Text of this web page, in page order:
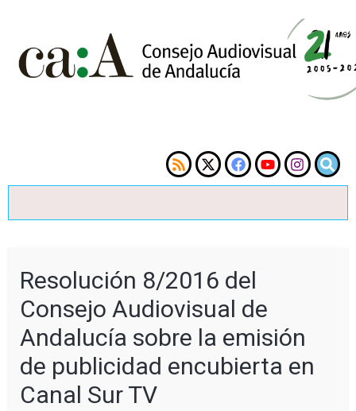
Resolución 8/2016 del
Consejo Audiovisual de
Andalucía sobre la emisión
de publicidad encubierta en
Canal Sur TV